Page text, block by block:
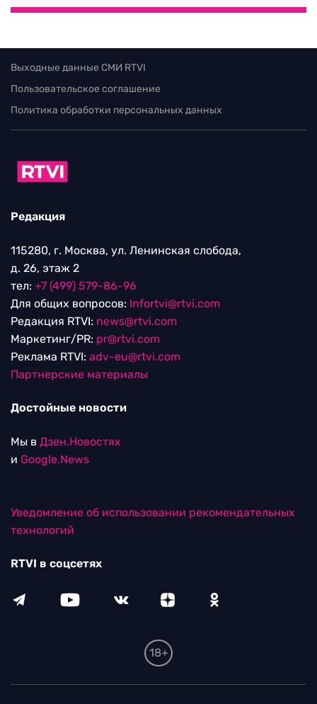
Выходные данные СМИ RTVI
Пользовательское соглашение
Политика обработки персональных данных
Редакция
115280, г. Москва, ул. Ленинская слобода,
д. 26, этаж 2
тел: +7 (499) 579-86-96
Для общих вопросов: Infortvi@rtvi.com
Редакция RTVI: news@rtvi.com
Маркетинг/PR: pr@rtvi.com
Реклама RTVI: adv-eu@rtvi.com
Партнерские материалы
Достойные новости
Мы в Дзен.Новостях
и Google.News
Уведомление об использовании рекомендательных
технологий
RTVI в соцсетях
18+